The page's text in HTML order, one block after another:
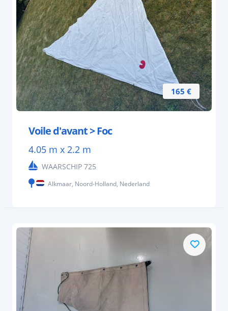
165 €
Voile d'avant > Foc
4.05 m x 2.2 m
WAARSCHIP 725
Alkmaar, Noord-Holland, Nederland